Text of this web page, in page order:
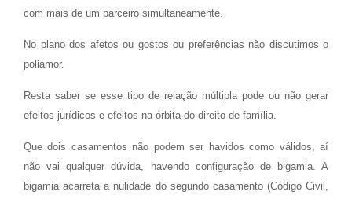
com mais de um parceiro simultaneamente.
No plano dos afetos ou gostos ou preferências não discutimos o
poliamor.
Resta saber se esse tipo de relação múltipla pode ou não gerar
efeitos jurídicos e efeitos na órbita do direito de família.
Que dois casamentos não podem ser havidos como válidos, aí
não vai qualquer dúvida, havendo configuração de bigamia. A
bigamia acarreta a nulidade do segundo casamento (Código Civil,